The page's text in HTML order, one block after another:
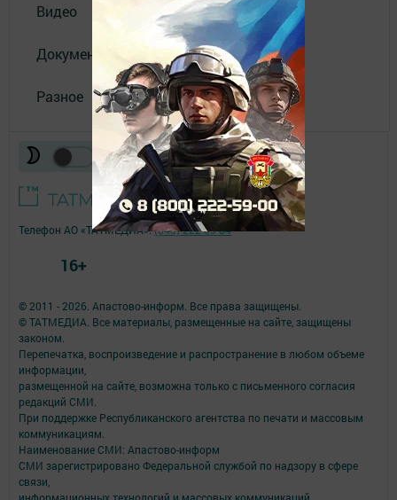
Видео
Документы
Разное
© 2011 - 2026. Апастово-информ. Все права защищены.
© ТАТМЕДИА. Все материалы, размещенные на сайте, защищены
законом.
Перепечатка, воспроизведение и распространение в любом объеме
информации,
размещенной на сайте, возможна только с письменного согласия
редакций СМИ.
При поддержке Республиканского агентства по печати и массовым
коммуникациям.
Наименование СМИ: Апастово-информ
СМИ зарегистрировано Федеральной службой по надзору в сфере
связи,
информационных технологий и массовых коммуникаций
Телефон АО «ТАТМЕДИА»:(843) 222 09 84
16+